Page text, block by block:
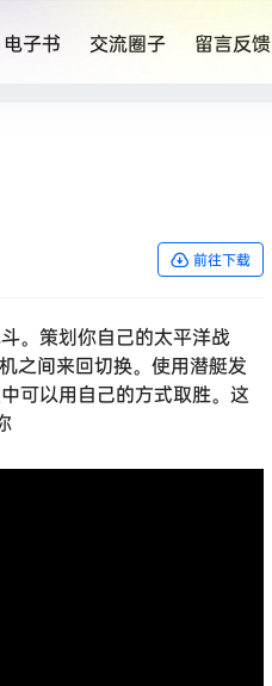
电子书 交流圈子 留言反馈
前往下载
。策划你自己的太平洋战
间来回切换。使用潜艇发
可以用自己的方式取胜。这